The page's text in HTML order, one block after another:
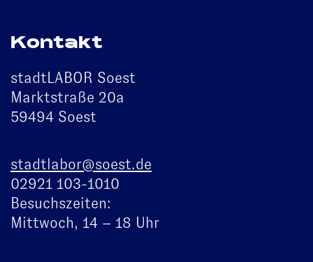
Kontakt
stadtLABOR Soest
Marktstraße 20a
59494 Soest
stadtlabor@soest.de
02921 103-1010
Besuchszeiten:
Mittwoch, 14 – 18 Uhr